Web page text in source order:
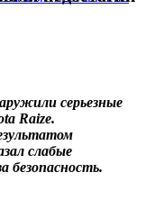
серьезные
Raize.
слабые
безопасность.